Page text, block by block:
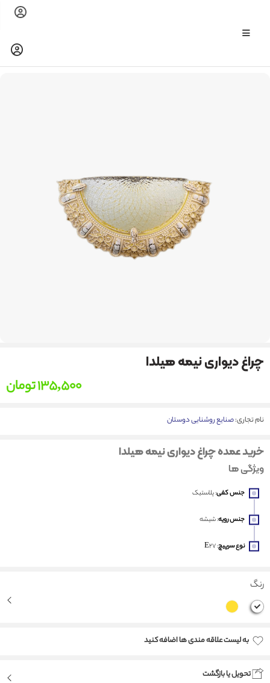
چراغ دیواری نیمه هیلدا
135,500تومان
نام تجاری:صنایع روشنایی دوستان
خرید عمده چراغ دیواری نیمه هیلدا
ویژگی ها
جنس کفی: پلاستیک
جنس رویه: شیشه
نوع سرپیچ: E27
رنگ
به لیست علاقه مندی ها اضافه کنید
تحویل یا بازگشت